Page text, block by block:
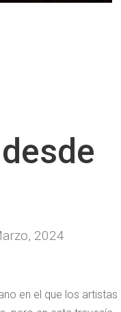
2024
en el que los artistas